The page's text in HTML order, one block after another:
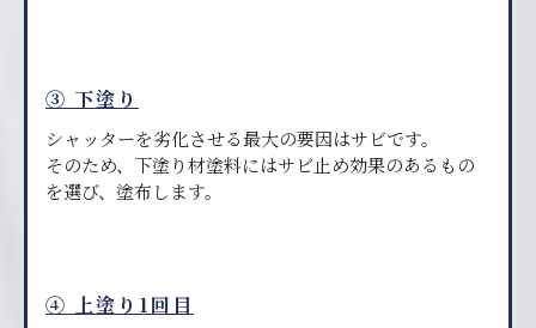
③ 下塗り
シャッターを劣化させる最大の要因はサビです。
そのため、下塗り材塗料にはサビ止め効果のあるもの
を選び、塗布します。
④ 上塗り1回目